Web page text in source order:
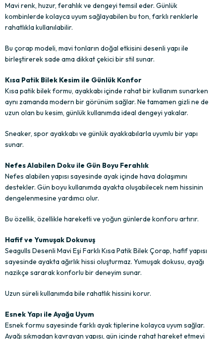
Mavi renk, huzur, ferahlık ve dengeyi temsil eder. Günlük
kombinlerde kolayca uyum sağlayabilen bu ton, farklı renklerle
rahatlıkla kullanılabilir.
Bu çorap modeli, mavi tonların doğal etkisini desenli yapı ile
birleştirerek sade ama dikkat çekici bir stil sunar.
Kısa Patik Bilek Kesim ile Günlük Konfor
Kısa patik bilek formu, ayakkabı içinde rahat bir kullanım sunarken
aynı zamanda modern bir görünüm sağlar. Ne tamamen gizli ne de
uzun olan bu kesim, günlük kullanımda ideal dengeyi yakalar.
Sneaker, spor ayakkabı ve günlük ayakkabılarla uyumlu bir yapı
sunar.
Nefes Alabilen Doku ile Gün Boyu Ferahlık
Nefes alabilen yapısı sayesinde ayak içinde hava dolaşımını
destekler. Gün boyu kullanımda ayakta oluşabilecek nem hissinin
dengelenmesine yardımcı olur.
Bu özellik, özellikle hareketli ve yoğun günlerde konforu artırır.
Hafif ve Yumuşak Dokunuş
Seagulls Desenli Mavi Eşi Farklı Kısa Patik Bilek Çorap, hafif yapısı
sayesinde ayakta ağırlık hissi oluşturmaz. Yumuşak dokusu, ayağı
nazikçe sararak konforlu bir deneyim sunar.
Uzun süreli kullanımda bile rahatlık hissini korur.
Esnek Yapı ile Ayağa Uyum
Esnek formu sayesinde farklı ayak tiplerine kolayca uyum sağlar.
Ayağı sıkmadan kavrayan yapısı, gün içinde rahat hareket etmeyi